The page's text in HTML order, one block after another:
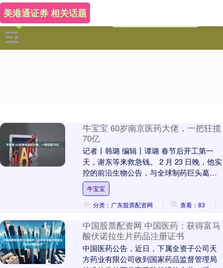
美港通证券 相关话题
牛宝宝 60岁南京医药大佬，一把狂揽
70亿
记者丨韩璐 编辑丨谭璐 春节后开工第一
天，谢东等来救急钱。 2 月 23 日晚，他实
控的前沿生物公告，与全球制药巨头葛兰
素史克（GSK）达成独家授权协议，将共
同....
牛宝宝
分类：广东股票配资网
查看：83
中国股票配资网 中国医药：获得富马
酸伏诺拉生片药品注册证书
中国医药公告，近日，下属全资子公司天
方药业有限公司收到国家药品监督管理局